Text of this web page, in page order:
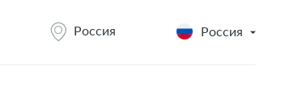
Россия Россия